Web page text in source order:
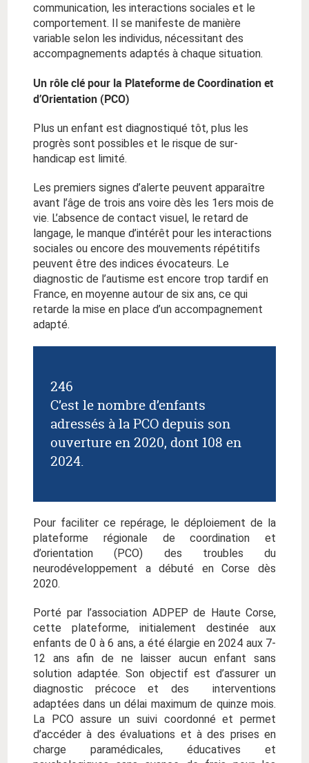
communication, les interactions sociales et le
comportement. Il se manifeste de manière
variable selon les individus, nécessitant des
accompagnements adaptés à chaque situation.
Un rôle clé pour la Plateforme de Coordination et
d’Orientation (PCO)
Plus un enfant est diagnostiqué tôt, plus les
progrès sont possibles et le risque de sur-
handicap est limité.
Les premiers signes d’alerte peuvent apparaître
avant l’âge de trois ans voire dès les 1ers mois de
vie. L’absence de contact visuel, le retard de
langage, le manque d’intérêt pour les interactions
sociales ou encore des mouvements répétitifs
peuvent être des indices évocateurs. Le
diagnostic de l’autisme est encore trop tardif en
France, en moyenne autour de six ans, ce qui
retarde la mise en place d’un accompagnement
adapté.
246
C’est le nombre d’enfants
adressés à la PCO depuis son
ouverture en 2020, dont 108 en
2024.
Pour faciliter ce repérage, le déploiement de la
plateforme régionale de coordination et
d’orientation (PCO) des troubles du
neurodéveloppement a débuté en Corse dès
2020.
Porté par l’association ADPEP de Haute Corse,
cette plateforme, initialement destinée aux
enfants de 0 à 6 ans, a été élargie en 2024 aux 7-
12 ans afin de ne laisser aucun enfant sans
solution adaptée. Son objectif est d’assurer un
diagnostic précoce et des interventions
adaptées dans un délai maximum de quinze mois.
La PCO assure un suivi coordonné et permet
d’accéder à des évaluations et à des prises en
charge paramédicales, éducatives et